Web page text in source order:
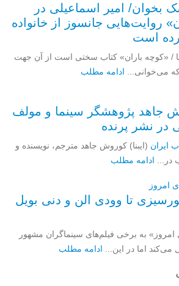
بخوان/ امیر اسماعیلی در
روایت‌هایی جانسوز از خانواده
است
«کوچه باران» کتاب سختی است از آن جهت
می‌خوانی... ادامه مطلب
جاهد پژوهشگر سینما و مولف
در نشر پرنده
ایران (ایبنا) کوروش جاهد مترجم، نویسنده و
در... ادامه مطلب
تا وودی الن و دنی بویل
امروز» به برخی فیلم‌های سینماگران مشهور
می‌کند اما در این... ادامه مطلب